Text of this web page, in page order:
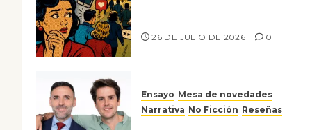
26 DE JULIO DE 2026 0
Ensayo Mesa de novedades
Narrativa No Ficción Reseñas